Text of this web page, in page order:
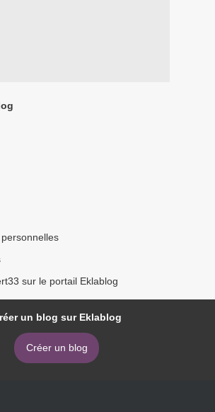
sur le portail Eklablog
un blog sur Eklablog
Créer un blog